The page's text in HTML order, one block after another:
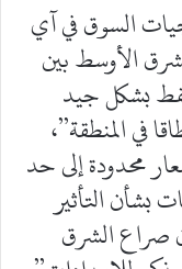
السوق في آي
الأوسط بين
بشكل جيد
في المنطقة”،
محدودة إلى حد
التأثير
صراع الشرق